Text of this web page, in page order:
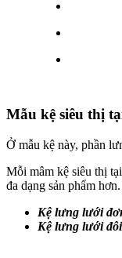
Mẫu kệ siêu thị
Ở mẫu kệ này, phần
Mỗi mâm kệ siêu thị
đa dạng sản phẩm
Kệ lưng lưới
Kệ lưng lưới